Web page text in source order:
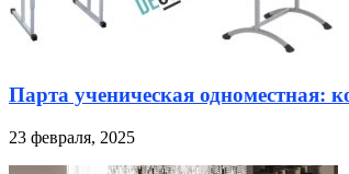
Парта ученическая одноместная:
23 февраля, 2025